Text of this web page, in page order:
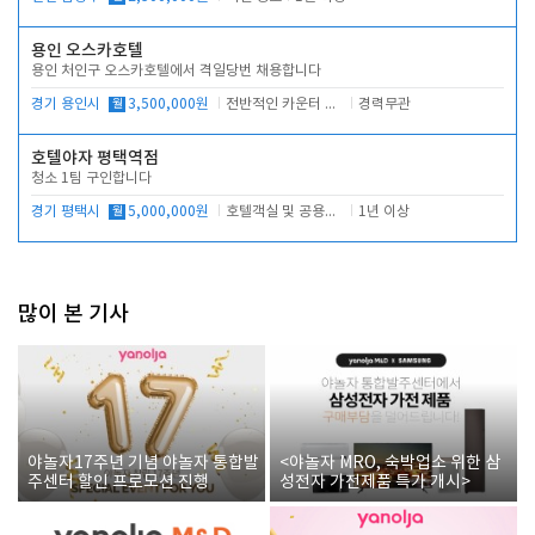
용인 오스카호텔
용인 처인구 오스카호텔에서 격일당번 채용합니다
경기 용인시 월 3,500,000원 전반적인 카운터 업무 경력무관
호텔야자 평택역점
청소 1팀 구인합니다
경기 평택시 월 5,000,000원 호텔객실 및 공용시설 청소 관리 1년 이상
많이 본 기사
야놀자17주년 기념 야놀자 통합발
주센터 할인 프로모션 진행
<야놀자 MRO, 숙박업소 위한 삼
성전자 가전제품 특가 개시>